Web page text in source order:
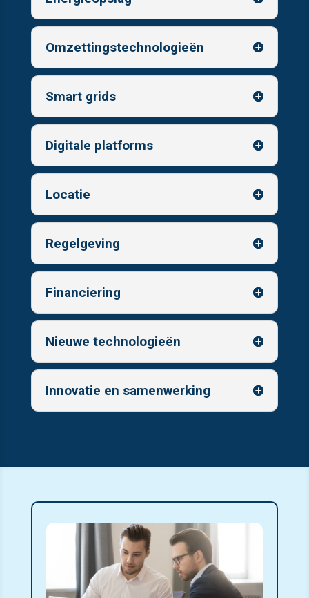
Omzettingstechnologieën
Smart grids
Digitale platforms
Locatie
Regelgeving
Financiering
Nieuwe technologieën
Innovatie en samenwerking